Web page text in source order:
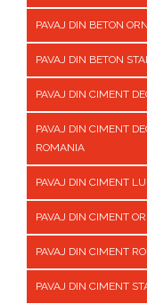
PAVAJ DIN BETON
PAVAJ DIN BETON
PAVAJ DIN CIMENT
PAVAJ DIN CIMENT
ROMANIA
PAVAJ DIN CIMENT
PAVAJ DIN CIMENT
PAVAJ DIN CIMENT
PAVAJ DIN CIMENT